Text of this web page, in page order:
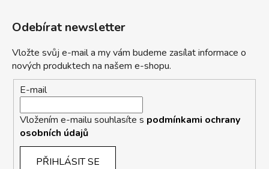
Odebírat newsletter
Vložte svůj e-mail a my vám budeme zasílat informace o
nových produktech na našem e-shopu.
E-mail
Vložením e-mailu souhlasíte s podmínkami ochrany
osobních údajů
PŘIHLÁSIT SE